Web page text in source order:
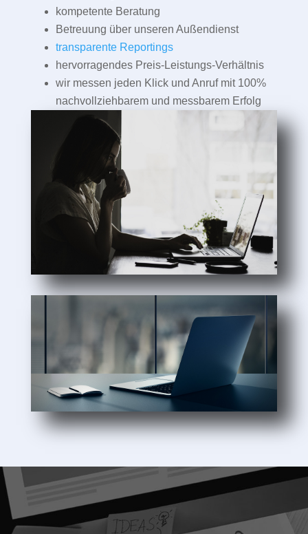
kompetente Beratung
Betreuung über unseren Außendienst
transparente Reportings
hervorragendes Preis-Leistungs-Verhältnis
wir messen jeden Klick und Anruf mit 100%
nachvollziehbarem und messbarem Erfolg